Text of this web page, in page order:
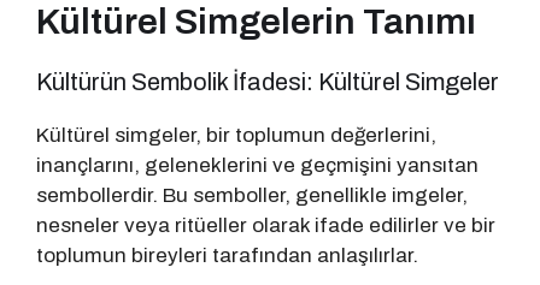
Kültürel Simgelerin Tanımı
Kültürün Sembolik İfadesi: Kültürel Simgeler
Kültürel simgeler, bir toplumun değerlerini,
inançlarını, geleneklerini ve geçmişini yansıtan
sembollerdir. Bu semboller, genellikle imgeler,
nesneler veya ritüeller olarak ifade edilirler ve bir
toplumun bireyleri tarafından anlaşılırlar.